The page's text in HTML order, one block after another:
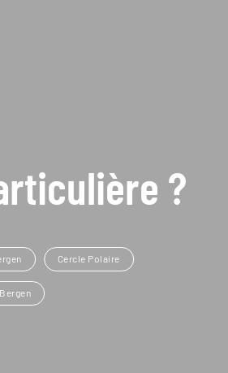
?
Cercle Polaire
Bergen